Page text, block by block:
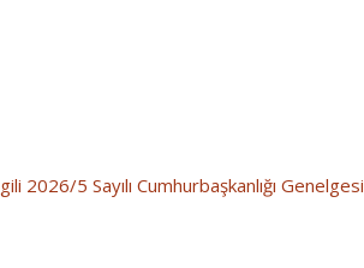
2026/5 Sayılı Cumhurbaşkanlığı Genelgesi